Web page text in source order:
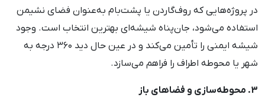
در پروژه‌هایی که روف‌گاردن یا پشت‌بام به‌عنوان فضای نشیمن
استفاده می‌شود، جان‌پناه شیشه‌ای بهترین انتخاب است. وجود
شیشه ایمنی را تأمین می‌کند و در عین حال دید ۳۶۰ درجه به
شهر یا محوطه اطراف را فراهم می‌سازد.
3. محوطه‌سازی و فضاهای باز